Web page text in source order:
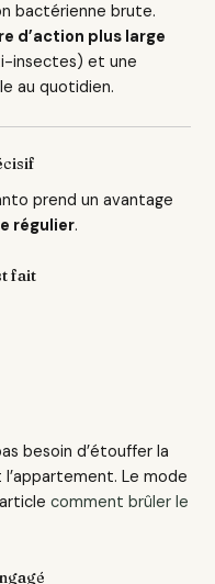
bactérienne brute.
d’action plus large
insectes) et une
au quotidien.
prend un avantage
régulier.
fait
besoin d’étouffer la
Le mode
articlecomment brûler le